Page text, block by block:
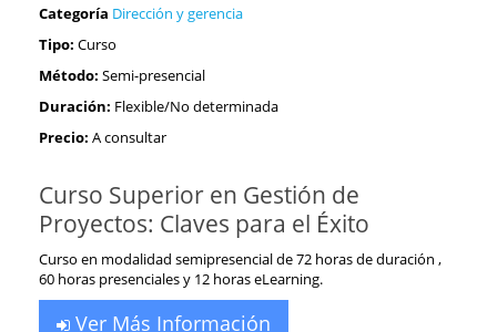
Categoría Dirección y gerencia
Tipo: Curso
Método: Semi-presencial
Duración: Flexible/No determinada
Precio: A consultar
Curso Superior en Gestión de
Proyectos: Claves para el Éxito
Curso en modalidad semipresencial de 72 horas de duración ,
60 horas presenciales y 12 horas eLearning.
Ver Más Información